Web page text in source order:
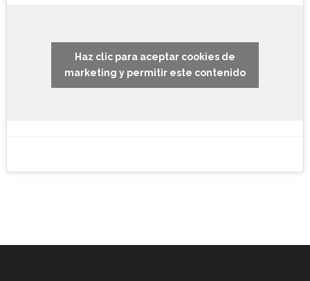
Haz clic para aceptar cookies de
marketing y permitir este contenido